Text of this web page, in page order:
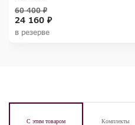
24 160 ₽
60 400 ₽
в резерве
С этим товаром
Комплекты